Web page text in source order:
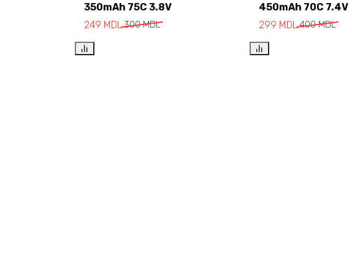
Add to cart
350mAh 75C 3.8V
300MDL
249 MDL
Add to cart
450mAh 70C 7.4V
400MDL
299 MDL